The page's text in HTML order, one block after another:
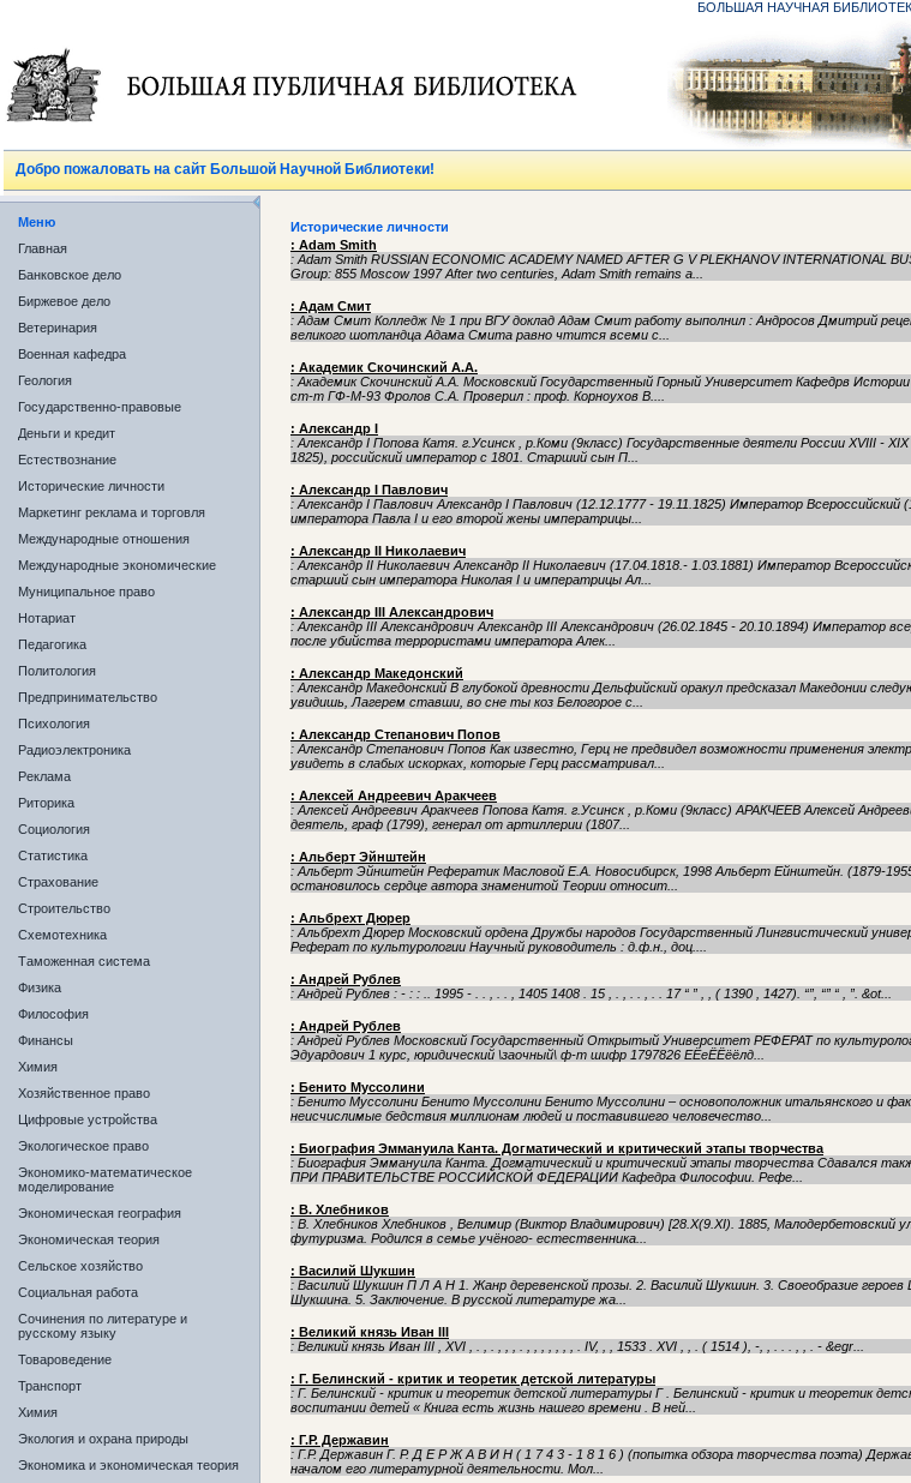
БОЛЬШАЯ НАУЧНАЯ
Добро пожаловать на сайт Большой Научной Библиотеки!
Меню
Главная
Банковское дело
Биржевое дело
Ветеринария
Военная кафедра
Геология
Государственно-правовые
Деньги и кредит
Естествознание
Исторические личности
Маркетинг реклама и торговля
Международные отношения
Международные экономические
Муниципальное право
Нотариат
Педагогика
Политология
Предпринимательство
Психология
Радиоэлектроника
Реклама
Риторика
Социология
Статистика
Страхование
Строительство
Схемотехника
Таможенная система
Физика
Философия
Финансы
Химия
Хозяйственное право
Цифровые устройства
Экологическое право
Экономико-математическое
моделирование
Экономическая география
Экономическая теория
Сельское хозяйство
Социальная работа
Сочинения по литературе и
русскому языку
Товароведение
Транспорт
Химия
Экология и охрана природы
Экономика и экономическая теория
Исторические личности
: Adam Smith
: Adam Smith RUSSIAN ECONOMIC ACADEMY NAMED AFTER G V PLEKHANOV INTERNATIONAL
Group: 855 Moscow 1997 After two centuries, Adam Smith remains a...
: Адам Смит
: Адам Смит Колледж № 1 при ВГУ доклад Адам Смит работу выполнил : Андросов Дмитрий
великого шотландца Адама Смита равно чтится всеми с...
: Академик Скочинский А.А.
: Академик Скочинский А.А. Московский Государственный Горный Университет Кафедрв
ст-т ГФ-М-93 Фролов С.А. Проверил : проф. Корноухов В....
: Александр I
: Александр I Попова Катя. г.Усинск , р.Коми (9класс) Государственные деятели России XVIII -
1825), российский император с 1801. Старший сын П...
: Александр I Павлович
: Александр I Павлович Александр I Павлович (12.12.1777 - 19.11.1825) Император
императора Павла I и его второй жены императрицы...
: Александр II Николаевич
: Александр II Николаевич Александр II Николаевич (17.04.1818.- 1.03.1881) Император
старший сын императора Николая I и императрицы Ал...
: Александр III Александрович
: Александр III Александрович Александр III Александрович (26.02.1845 - 20.10.1894) Император
после убийства террористами императора Алек...
: Александр Македонский
: Александр Македонский В глубокой древности Дельфийский оракул предсказал Македонии
увидишь, Лагерем ставши, во сне ты коз Белогорое с...
: Александр Степанович Попов
: Александр Степанович Попов Как известно, Герц не предвидел возможности применения
увидеть в слабых искорках, которые Герц рассматривал...
: Алексей Андреевич Аракчеев
: Алексей Андреевич Аракчеев Попова Катя. г.Усинск , р.Коми (9класс) АРАКЧЕЕВ Алексей
деятель, граф (1799), генерал от артиллерии (1807...
: Альберт Эйнштейн
: Альберт Эйнштейн Рефератик Масловой Е.А. Новосибирск, 1998 Альберт Ейнштейн. (1879-
остановилось сердце автора знаменитой Теории относит...
: Альбрехт Дюрер
: Альбрехт Дюрер Московский ордена Дружбы народов Государственный Лингвистический
Реферат по культурологии Научный руководитель : д.ф.н., доц....
: Андрей Рублев
: Андрей Рублев : - : : .. 1995 - . . , . . , 1405 1408 . 15 , . , . . , . . 17 “ ” , , ( 1390 , 1427). “”, “” “ , ”. &ot...
: Андрей Рублев
: Андрей Рублев Московский Государственный Открытый Университет РЕФЕРАТ по
Эдуардович 1 курс, юридический \заочный\ ф-т шифр 1797826 ЕЁеЁЁёёлд...
: Бенито Муссолини
: Бенито Муссолини Бенито Муссолини Бенито Муссолини – основоположник итальянского и
неисчислимые бедствия миллионам людей и поставившего человечество...
: Биография Эммануила Канта. Догматический и критический этапы творчества
: Биография Эммануила Канта. Догматический и критический этапы творчества
ПРИ ПРАВИТЕЛЬСТВЕ РОССИЙСКОЙ ФЕДЕРАЦИИ Кафедра Философии. Рефе...
: В. Хлебников
: В. Хлебников Хлебников , Велимир (Виктор Владимирович) [28.Х(9.ХI). 1885, Малодербетовский
футуризма. Родился в семье учёного- естественника...
: Василий Шукшин
: Василий Шукшин П Л А Н 1. Жанр деревенской прозы. 2. Василий Шукшин. 3. Своеобразие
Шукшина. 5. Заключение. В русской литературе жа...
: Великий князь Иван III
: Великий князь Иван III , XVI , . , . , , , . , , , , , , , . IV, , , 1533 . XVI , , . ( 1514 ), -, , . . . , , . - &egr...
: Г. Белинский - критик и теоретик детской литературы
: Г. Белинский - критик и теоретик детской литературы Г . Белинский - критик и теоретик
воспитании детей « Книга есть жизнь нашего времени . В ней...
: Г.Р. Державин
: Г.Р. Державин Г. Р. Д Е Р Ж А В И Н ( 1 7 4 3 - 1 8 1 6 ) (попытка обзора творчества поэта)
началом его литературной деятельности. Мол...